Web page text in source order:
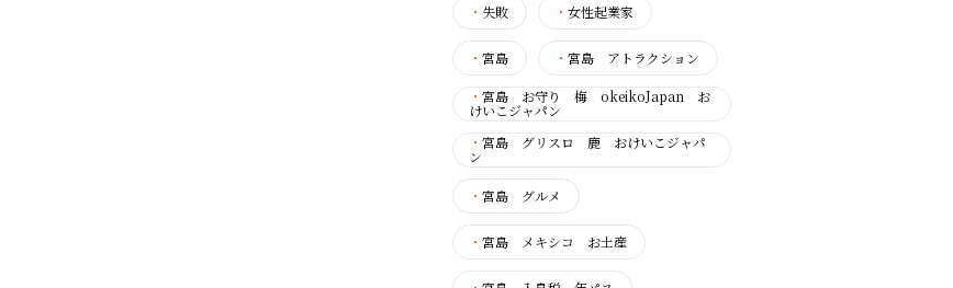
・ 失敗 ・ 女性起業家
・ 宮島 ・ 宮島 アトラクション
・ 宮島 お守り 梅 okeikoJapan お
けいこジャパン
・ 宮島 グリスロ 鹿 おけいこジャパ
ン
・ 宮島 グルメ
・ 宮島 メキシコ お土産